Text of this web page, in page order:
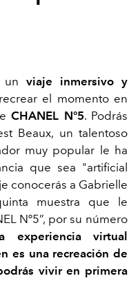
unviaje inmersivo y
el momento en
CHANEL Nº5. Podrás
Beaux, un talentoso
muy popular le ha
que sea "artificial
conocerás a Gabrielle
muestra que le
Nº5”, por su número
virtual
es una recreación de
vivir en primera